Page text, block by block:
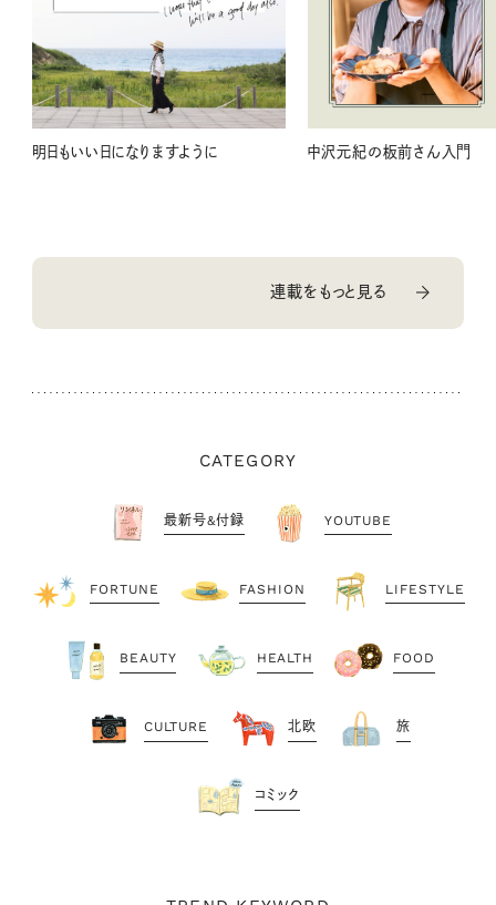
明日もいい日になりますように 中沢元紀の板前さん入門
連載をもっと見る
CATEGORY
最新号&付録 YOUTUBE
FORTUNE FASHION LIFESTYLE
BEAUTY HEALTH FOOD
CULTURE 北欧 旅
コミック